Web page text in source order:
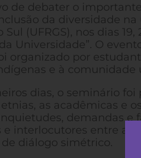
de debater o
da diversidade
Sul (UFRGS), nos dias
Universidade”. O
organizado por
e à comunidade
dias, o seminário
as acadêmicas e
demandas e
e interlocutores entre a
diálogo simétrico.